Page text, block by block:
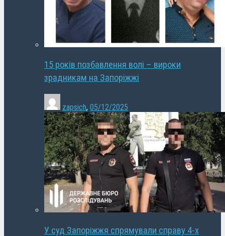
15 років позбавлення волі – вироки
зрадникам на Запоріжжі
zapsich, 05/12/2025
У суд Запоріжжя спрямували справу 4-х